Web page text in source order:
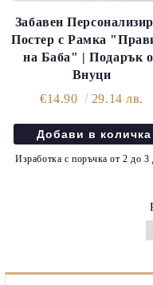
Забавен
Постер с Рамка
на Баба" | Подарък
Внуци
€14.90
29.14 лв.
Изработка с поръчка от 2 до 3